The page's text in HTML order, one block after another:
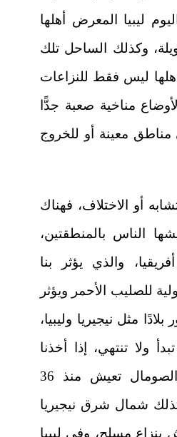
ليبيا المعرض أهلها
وكذلك الساحل تلك
ليس فقط للنزاعات
مناخية صعبة جدًّا
مناطق معينة أو للخروج
أو الاختلاف، فهناك
الناس بالمنطقتين،
والذي يؤثر بنا
للصليب الأحمر ويؤثر
مثل نيجيريا وليبيا،
ولا تنتهي، إذا أخذنا
الصومال كمثال، الصومال تعيش منذ 36
شمال شرق نيجيريا
2009 يعيش بنزاع مسلح، وفي ليبيا